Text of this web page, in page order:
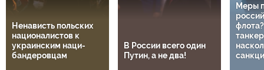
Ненависть польских
националистов к
украинским наци-
бандеровцам
В России всего один
Путин, а не два!
Меры